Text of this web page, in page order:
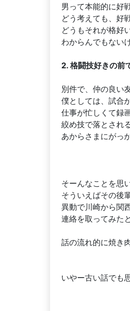
男って本能的に好
どう考えても、好
どうもそれが格好
わからんでもない
2. 格闘技好きの前
別件で、仲の良い
僕としては、試合
仕事が忙しくて録
絞め技で落とされ
あからさまにがっ
そーんなことを思
そういえばその後
異動で川崎から関
連絡を取ってみた
話の流れ的に焼き
いやー古い話でも